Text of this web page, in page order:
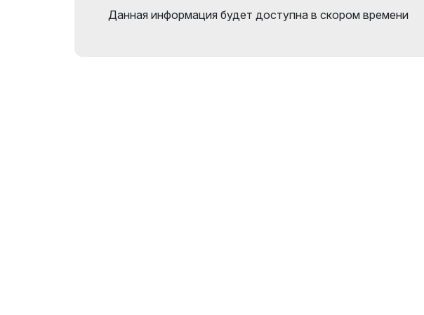
выставках
Данная информация будет доступна в скором времени